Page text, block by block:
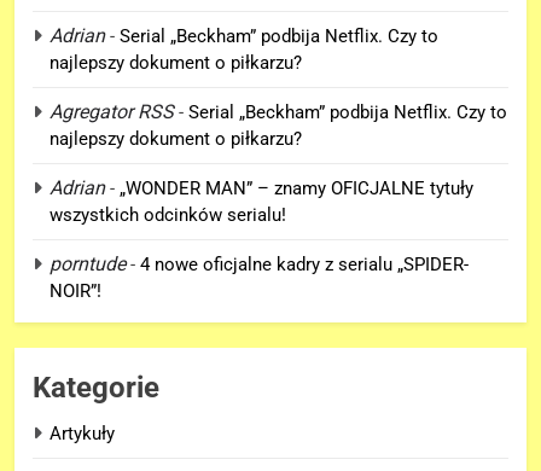
Adrian- Serial „Beckham” podbija Netflix. Czy to
najlepszy dokument o piłkarzu?
Agregator RSS- Serial „Beckham” podbija Netflix. Czy to
najlepszy dokument o piłkarzu?
Adrian- „WONDER MAN” – znamy OFICJALNE tytuły
wszystkich odcinków serialu!
porntude- 4 nowe oficjalne kadry z serialu „SPIDER-
NOIR”!
Kategorie
Artykuły
Trailer „AVENGERS: ENDGAME
ENCORE” nadchodzi!
FILMY
6
Wiemy KTO stoi za niesamowitą
FILMY